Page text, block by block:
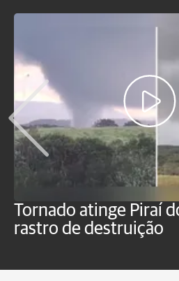
Tornado atinge Piraí
rastro de destruição